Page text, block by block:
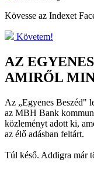
Kövesse az Indexet
Követem!
AZ
AMIRŐL
Az „Egyenes Beszéd"
az MBH Bank
közleményt adott ki,
az élő adásban feltárt.
Túl késő. Addigra már